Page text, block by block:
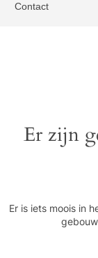
Contact
Er zijn
Er is iets moois in